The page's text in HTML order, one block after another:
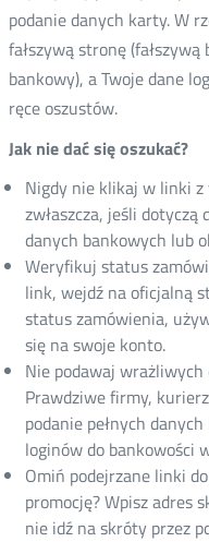
podanie danych karty. W
fałszywą stronę
bankowy), a Twoje dane
ręce oszustów.
Jak nie dać się oszukać?
Nigdy nie klikaj w linki z
zwłaszcza, jeśli
danych bankowych lub
Weryfikuj status
link, wejdź na oficjalną
status zamówienia,
się na swoje konto.
Nie podawaj wrażliwych
Prawdziwe firmy,
podanie pełnych
loginów do bankowości
Omiń podejrzane linki
promocję? Wpisz adres
nie idź na skróty przez